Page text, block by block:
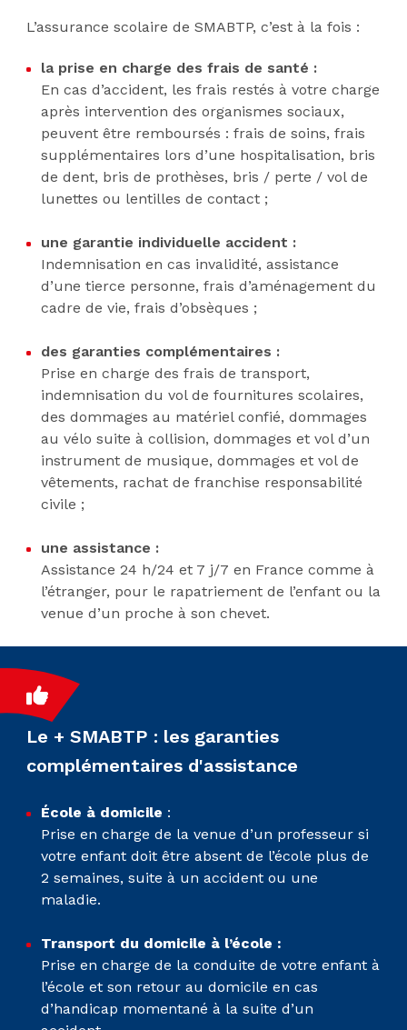
L’assurance scolaire de SMABTP, c’est à la fois :
la prise en charge des frais de santé :
En cas d’accident, les frais restés à votre charge
après intervention des organismes sociaux,
peuvent être remboursés : frais de soins, frais
supplémentaires lors d’une hospitalisation, bris
de dent, bris de prothèses, bris / perte / vol de
lunettes ou lentilles de contact ;
une garantie individuelle accident :
Indemnisation en cas invalidité, assistance
d’une tierce personne, frais d’aménagement du
cadre de vie, frais d’obsèques ;
des garanties complémentaires :
Prise en charge des frais de transport,
indemnisation du vol de fournitures scolaires,
des dommages au matériel confié, dommages
au vélo suite à collision, dommages et vol d’un
instrument de musique, dommages et vol de
vêtements, rachat de franchise responsabilité
civile ;
une assistance :
Assistance 24 h/24 et 7 j/7 en France comme à
l’étranger, pour le rapatriement de l’enfant ou la
venue d’un proche à son chevet.
Le + SMABTP : les garanties
complémentaires d'assistance
École à domicile :
Prise en charge de la venue d’un professeur si
votre enfant doit être absent de l’école plus de
2 semaines, suite à un accident ou une
maladie.
Transport du domicile à l’école :
Prise en charge de la conduite de votre enfant à
l’école et son retour au domicile en cas
d’handicap momentané à la suite d’un